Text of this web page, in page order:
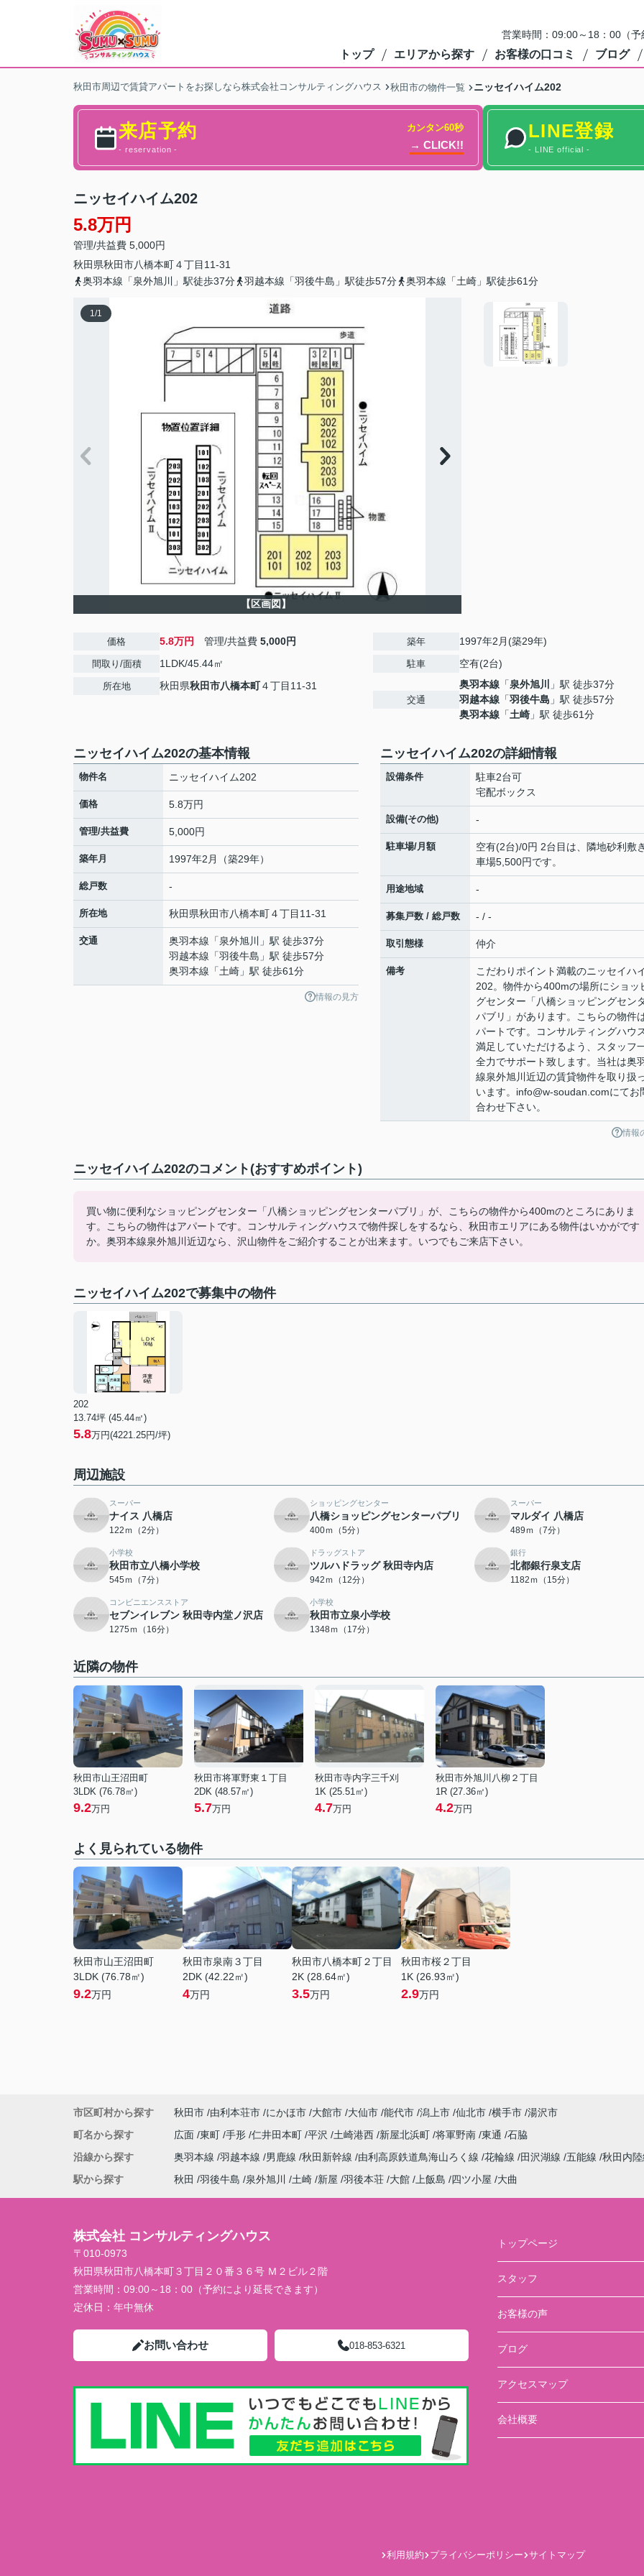
営業時間：09:00～18：00（
トップ エリアから探す お客様の口コミ ブログ
秋田市周辺で賃貸アパートをお探しなら株式会社コンサルティングハウス 秋田市の物件一覧 ニッセイハイム202
来店予約
- reservation -
カンタン60秒
→ CLICK!!
LINE登録
- LINE official -
ニッセイハイム202
5.8万円
管理/共益費 5,000円
秋田県秋田市八橋本町４丁目11-31
奥羽本線「泉外旭川」駅徒歩37分
羽越本線「羽後牛島」駅徒歩57分 奥羽本線「土崎」駅徒歩61分
1/1
【区画図】
価格 5.8万円 管理/共益費 5,000円
間取り/面積 1LDK/45.44㎡
所在地 秋田県秋田市八橋本町４丁目11-31
築年 1997年2月(築29年)
駐車 空有(2台)
交通
奥羽本線 「泉外旭川
」駅 徒歩37分
羽越本線 「羽後牛島 」駅 徒歩57分
奥羽本線 「土崎 」駅 徒歩61分
ニッセイハイム202の基本情報
物件名 ニッセイハイム202
価格 5.8万円
管理/共益費 5,000円
築年月 1997年2月（築29年）
総戸数 -
所在地 秋田県秋田市八橋本町４丁目11-31
交通 奥羽本線 「泉外旭川
」駅 徒歩37分
羽越本線 「羽後牛島 」駅 徒歩57分
奥羽本線 「土崎 」駅 徒歩61分
情報の見方
ニッセイハイム202の詳細情報
設備条件
駐車2台可
宅配ボックス
設備(その他) -
駐車場/月額
空有(2台)/0円 2台目は、隣地砂利敷
車場5,500円です。
用途地域 -
募集戸数 / 総戸数 - / -
取引態様 仲介
備考
こだわりポイント満載のニッセイハ
202。物件から400mの場所にショッ
グセンター「八橋ショッピングセン
パブリ」があります。こちらの物件
パートです。コンサルティングハウ
満足していただけるよう、スタッフ
全力でサポート致します。当社は奥
線泉外旭川近辺の賃貸物件を取り扱
います。info@w-soudan.comにてお
合わせ下さい。
情報
ニッセイハイム202のコメント(おすすめポイント)
買い物に便利なショッピングセンター「八橋ショッピングセンターパブリ」が、こちらの物件から400mのところにありま
す。こちらの物件はアパートです。コンサルティングハウスで物件探しをするなら、秋田市エリアにある物件はいかがです
か。奥羽本線泉外旭川近辺なら、沢山物件をご紹介することが出来ます。いつでもご来店下さい。
ニッセイハイム202で募集中の物件
202
13.74坪 (45.44㎡)
5.8万円(4221.25円/坪)
周辺施設
スーパー
ナイス 八橋店
122ｍ（2分）
ショッピングセンター
八橋ショッピングセンターパブリ
400ｍ（5分）
スーパー
マルダイ 八橋店
489ｍ（7分）
小学校
秋田市立八橋小学校
545ｍ（7分）
ドラッグストア
ツルハドラッグ 秋田寺内店
942ｍ（12分）
銀行
北都銀行泉支店
1182ｍ（15分）
コンビニエンスストア
セブンイレブン 秋田寺内堂ノ沢店
1275ｍ（16分）
小学校
秋田市立泉小学校
1348ｍ（17分）
近隣の物件
秋田市山王沼田町
3LDK (76.78㎡)
9.2万円
秋田市将軍野東１丁目
2DK (48.57㎡)
5.7万円
秋田市寺内字三千刈
1K (25.51㎡)
4.7万円
秋田市外旭川八柳２丁目
1R (27.36㎡)
4.2万円
よく見られている物件
秋田市山王沼田町
3LDK (76.78㎡)
9.2万円
秋田市泉南３丁目
2DK (42.22㎡)
4万円
秋田市八橋本町２丁目
2K (28.64㎡)
3.5万円
秋田市桜２丁目
1K (26.93㎡)
2.9万円
市区町村から探す 秋田市 由利本荘市 にかほ市 大館市 大仙市 能代市 潟上市 仙北市 横手市 湯沢市
町名から探す
広面 東町 手形 仁井田本町 平沢 土崎港西 新屋北浜町 将軍野南 東通
石脇
沿線から探す
奥羽本線 羽越本線 男鹿線 秋田新幹線 由利高原鉄道鳥海山ろく線 花輪線 田沢湖線 五能線 秋田内
駅から探す
秋田 羽後牛島 泉外旭川 土崎 新屋 羽後本荘 大館 上飯島 四ツ小屋 大曲
株式会社 コンサルティングハウス
〒010-0973
秋田県秋田市八橋本町３丁目２０番３６号 Ｍ２ビル２階
営業時間： 09:00～18：00（予約により延長できます）
定休日： 年中無休
お問い合わせ 018-853-6321
トップページ
スタッフ
お客様の声
ブログ
アクセスマップ
会社概要
利用規約 プライバシーポリシー サイトマップ